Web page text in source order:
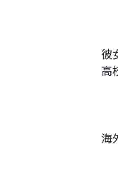
彼
高
海